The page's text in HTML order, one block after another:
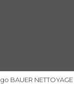
BAUER NETTOYAGE